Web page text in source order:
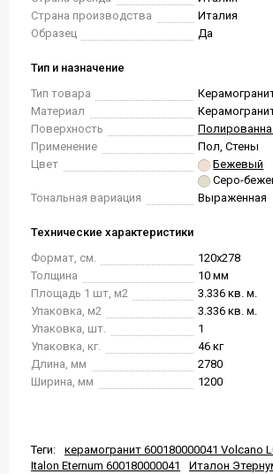
Страна производства
Италия
Образец
Да
Тип и назначение
Тип товара
Материал
Поверхность
Применение
Пол, Стены
Цвет
Бежевый
Серо-
Тональная вариация
Выраженная
Технические характеристики
Формат, см.
120x278
Толщина
10 мм
Площадь 1 шт, м2
3.336 кв. м.
Упаковка, м2
3.336 кв. м.
Упаковка, шт.
1
Упаковка, кг.
46 кг
Длина, мм
2780
Ширина, мм
1200
Теги:
керамогранит 600180000041 Volcano
Italon Eternum 600180000041
Италон